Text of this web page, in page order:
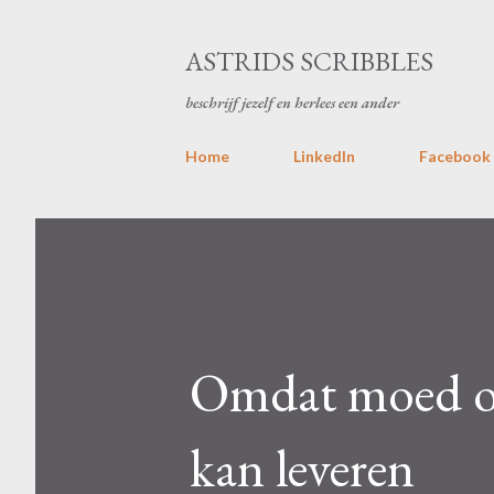
ASTRIDS SCRIBBLES
beschrijf jezelf en herlees een ander
Home LinkedIn Facebook
Omdat moed
kan leveren